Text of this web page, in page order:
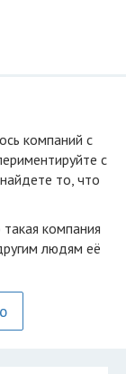
компаний с
с
то, что
компания
людям её